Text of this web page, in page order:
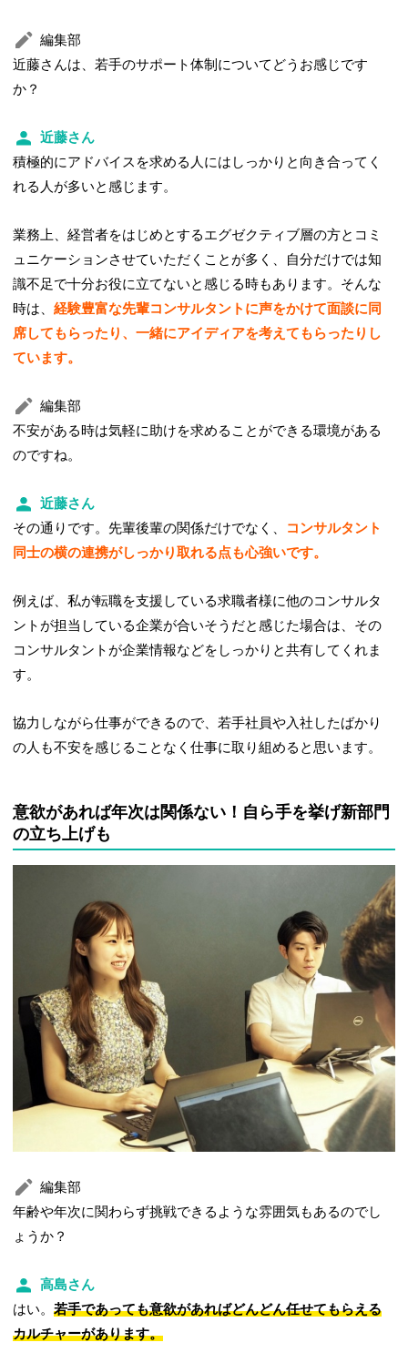
編集部
近藤さんは、若手のサポート体制についてどうお感じです
か？
近藤さん
積極的にアドバイスを求める人にはしっかりと向き合ってく
れる人が多いと感じます。
業務上、経営者をはじめとするエグゼクティブ層の方とコミ
ュニケーションさせていただくことが多く、自分だけでは知
識不足で十分お役に立てないと感じる時もあります。そんな
時は、経験豊富な先輩コンサルタントに声をかけて面談に同
席してもらったり、一緒にアイディアを考えてもらったりし
ています。
編集部
不安がある時は気軽に助けを求めることができる環境がある
のですね。
近藤さん
その通りです。先輩後輩の関係だけでなく、
コンサルタント
同士の横の連携がしっかり取れる点も心強いです。
例えば、私が転職を支援している求職者様に他のコンサルタ
ントが担当している企業が合いそうだと感じた場合は、その
コンサルタントが企業情報などをしっかりと共有してくれま
す。
協力しながら仕事ができるので、若手社員や入社したばかり
の人も不安を感じることなく仕事に取り組めると思います。
意欲があれば年次は関係ない！自ら手を挙げ新部門
の立ち上げも
編集部
年齢や年次に関わらず挑戦できるような雰囲気もあるのでし
ょうか？
高島さん
はい。若手であっても意欲があればどんどん任せてもらえる
カルチャーがあります。